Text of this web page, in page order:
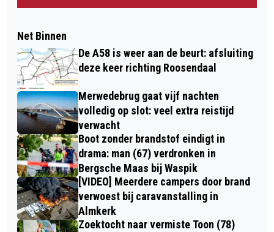
Net Binnen
De A58 is weer aan de beurt: afsluiting
deze keer richting Roosendaal
Merwedebrug gaat vijf nachten
volledig op slot: veel extra reistijd
verwacht
Boot zonder brandstof eindigt in
drama: man (67) verdronken in
Bergsche Maas bij Waspik
[VIDEO] Meerdere campers door brand
verwoest bij caravanstalling in
Almkerk
Zoektocht naar vermiste Toon (78)